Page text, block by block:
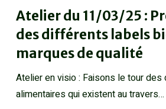
Atelier du 11/03/25 :
des différents labels
marques de qualité
Atelier en visio : Faisons le tour
alimentaires qui existent au travers…